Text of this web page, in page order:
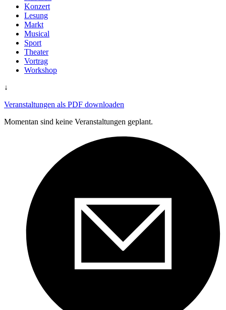
Konzert
Lesung
Markt
Musical
Sport
Theater
Vortrag
Workshop
↓
Veranstaltungen als PDF downloaden
Momentan sind keine Veranstaltungen geplant.